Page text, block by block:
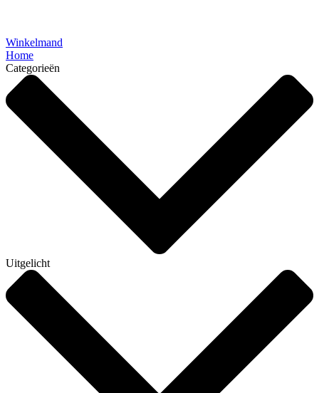
Winkelmand
Home
Categorieën
Uitgelicht